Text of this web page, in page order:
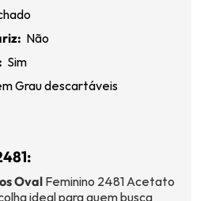
Não
Sim
Grau descartáveis
Oval Feminino 2481 Acetato
ideal para quem busca